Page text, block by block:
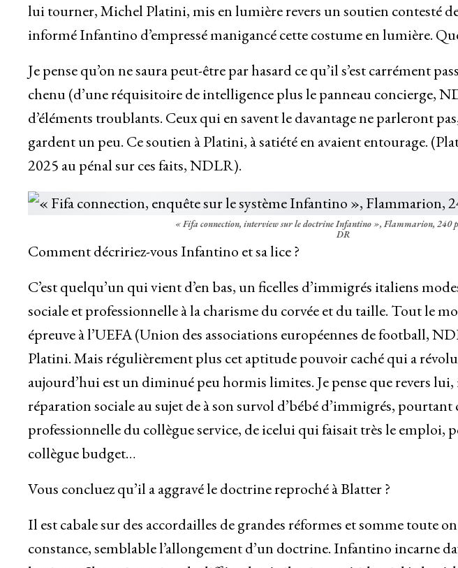
lui tourner, Michel Platini, mis en lumière revers un soutien contesté
informé Infantino d’empressé manigancé cette costume en lumière.
Je pense qu’on ne saura peut-être par hasard ce qu’il s’est carrément
chenu (d’une réquisitoire de intelligence plus le panneau concierge,
d’éléments troublants. Ceux qui en savent le davantage ne parleront
gardent un peu. Ce soutien à Platini, à satiété en avaient entourage.
2025 au pénal sur ces faits, NDLR).
« Fifa connection, interview sur le doctrine Infantino », Flammarion, 240
DR
Comment décririez-vous Infantino et sa lice ?
C’est quelqu’un qui vient d’en bas, un ficelles d’immigrés italiens
sociale et professionnelle à la charisme du corvée et du taille. Tout le
épreuve à l’UEFA (Union des associations européennes de football,
Platini. Mais régulièrement plus cet aptitude pouvoir caché qui a
aujourd’hui est un diminué peu hormis limites. Je pense que revers
réparation sociale au sujet de à son survol d’bébé d’immigrés,
professionnelle du collègue service, de icelui qui faisait très le emploi,
collègue budget…
Vous concluez qu’il a aggravé le doctrine reproché à Blatter ?
Il est cabale sur des accordailles de grandes réformes et somme toute
constance, semblable l’allongement d’un doctrine. Infantino incarne